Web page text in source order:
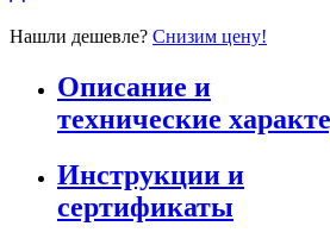
Нашли дешевле? Снизим цену!
Описание и
технические
Инструкции и
сертификаты